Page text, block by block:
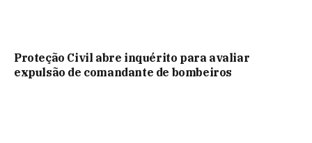
Proteção Civil abre inquérito para avaliar
expulsão de comandante de bombeiros